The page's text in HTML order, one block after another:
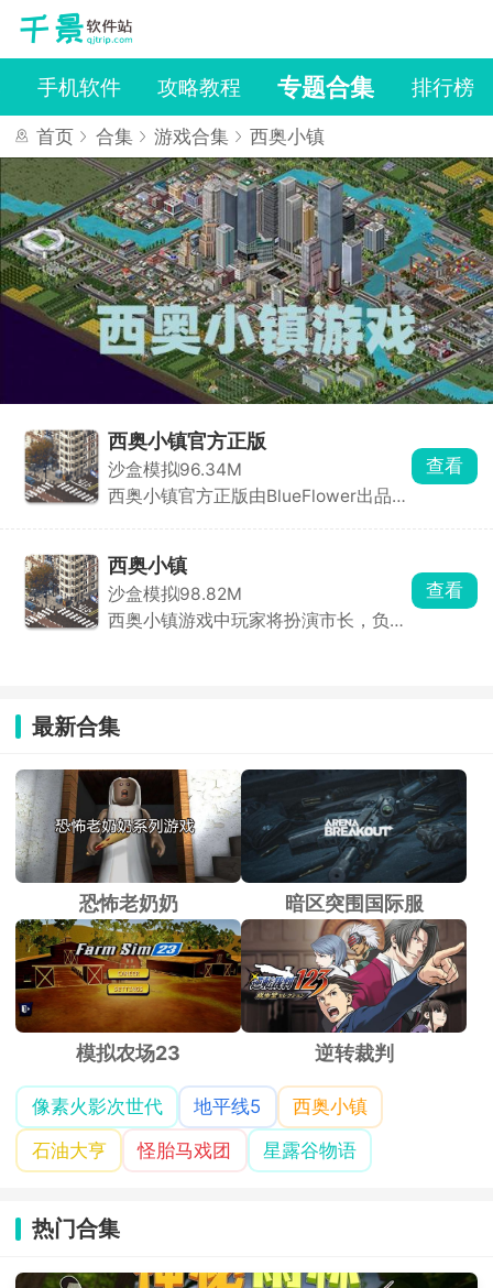
手机软件 攻略教程 专题合集 排行榜
首页 合集 游戏合集 西奥小镇
西奥小镇
设各种建筑物和高楼大厦，划分住宅区、商业区和工业区，
水、电、垃圾处理也是重中之重，合理的规划小镇发展规
模，让小镇在你的手中变得更加繁荣。
更新时间：2026-06-22
西奥小镇官方正版
沙盒模拟96.34M
西奥小镇官方正版由BlueFlower出品，
一块地皮，以城市规划师的身份，划分
小镇区域，建设学校、医院、小区，高
楼大厦等，为了城市的繁荣和发展，
水、电、垃圾处理也要解决，为居民提
查看
西奥小镇
沙盒模拟98.82M
西奥小镇游戏中玩家将扮演市长，负责
民入住，逐步将小镇发展为繁华都市。
查看
最新合集
恐怖老奶奶 暗区突围国际服
模拟农场23 逆转裁判
像素火影次世代 地平线5
西奥小镇
石油大亨
怪胎马戏团 星露谷物语
热门合集